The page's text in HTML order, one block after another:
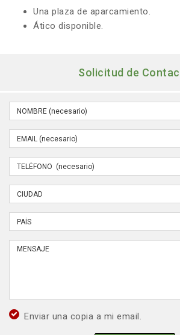
Una plaza de aparcamiento.
Ático disponible.
Solicitud de
Enviar una copia a mi email.